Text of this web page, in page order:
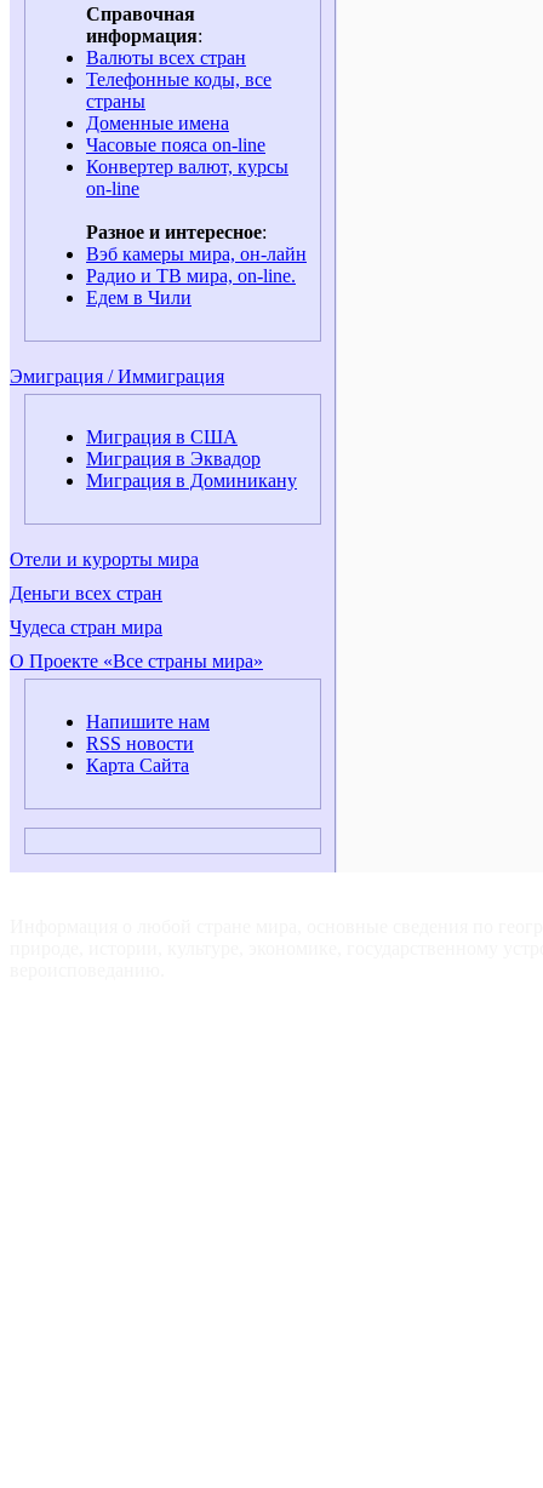
Справочная
информация:
Валюты всех стран
Телефонные коды, все
страны
Доменные имена
Часовые пояса on-line
Конвертер валют, курсы
on-line
Разное и интересное:
Вэб камеры мира, он-лайн
Радио и ТВ мира, on-line.
Едем в Чили
Эмиграция / Иммиграция
Миграция в США
Миграция в Эквадор
Миграция в Доминикану
Отели и курорты мира
Деньги всех стран
Чудеса стран мира
О Проекте «Все страны мира»
Напишите нам
RSS новости
Карта Сайта